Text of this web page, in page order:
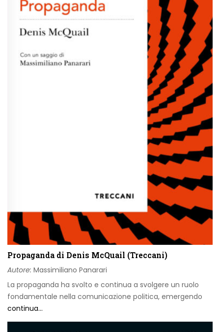
Propaganda di Denis McQuail (Treccani)
Autore: Massimiliano Panarari
La propaganda ha svolto e continua a svolgere un ruolo
fondamentale nella comunicazione politica, emergendo
continua...